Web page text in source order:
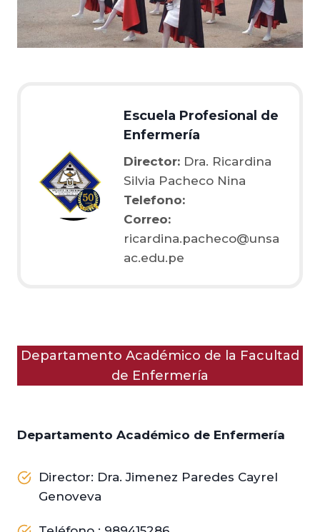
Escuela Profesional de
Enfermería
Director: Dra. Ricardina
Silvia Pacheco Nina
Telefono:
Correo:
ricardina.pacheco@unsa
ac.edu.pe
Departamento Académico de la Facultad
de Enfermería
Departamento Académico de Enfermería
Director: Dra. Jimenez Paredes Cayrel
Genoveva